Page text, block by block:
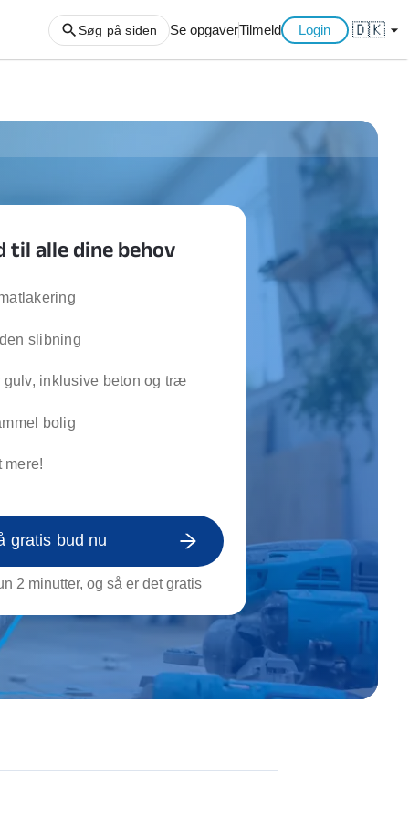
hvidevarer
af tagrende
rengøring
Søg på siden Se opgaverTilmeld Login 🇩🇰 arrow_drop_down
til alle dine behov
slibning
gulv, inklusive beton og træ
bolig
mere!
gratis bud nu
2 minutter, og så er det gratis